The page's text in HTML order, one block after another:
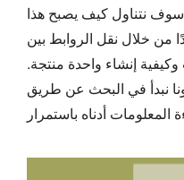
سوف نتناول كيف يصبح هذا
من خلال نقل الروابط بين
إنشاء واحدة منتجة.
نبدأ في البحث عن طريق